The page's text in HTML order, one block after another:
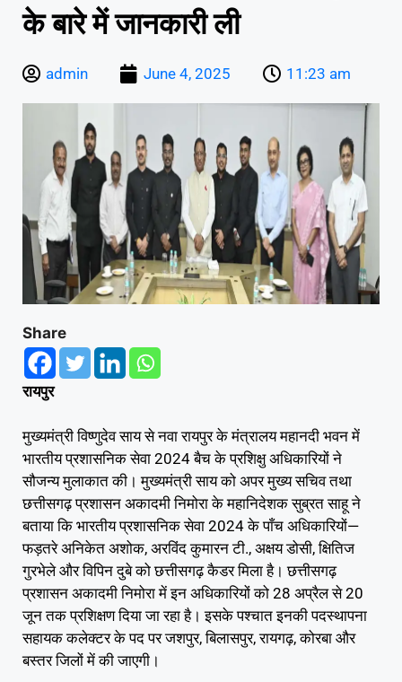
के बारे में जानकारी ली
admin June 4, 2025 11:23 am
Share
रायपुर
मुख्यमंत्री विष्णुदेव साय से नवा रायपुर के मंत्रालय महानदी भवन में
भारतीय प्रशासनिक सेवा 2024 बैच के प्रशिक्षु अधिकारियों ने
सौजन्य मुलाकात की। मुख्यमंत्री साय को अपर मुख्य सचिव तथा
छत्तीसगढ़ प्रशासन अकादमी निमोरा के महानिदेशक सुब्रत साहू ने
बताया कि भारतीय प्रशासनिक सेवा 2024 के पाँच अधिकारियों—
फड़तरे अनिकेत अशोक, अरविंद कुमारन टी., अक्षय डोसी, क्षितिज
गुरभेले और विपिन दुबे को छत्तीसगढ़ कैडर मिला है। छत्तीसगढ़
प्रशासन अकादमी निमोरा में इन अधिकारियों को 28 अप्रैल से 20
जून तक प्रशिक्षण दिया जा रहा है। इसके पश्चात इनकी पदस्थापना
सहायक कलेक्टर के पद पर जशपुर, बिलासपुर, रायगढ़, कोरबा और
बस्तर जिलों में की जाएगी।